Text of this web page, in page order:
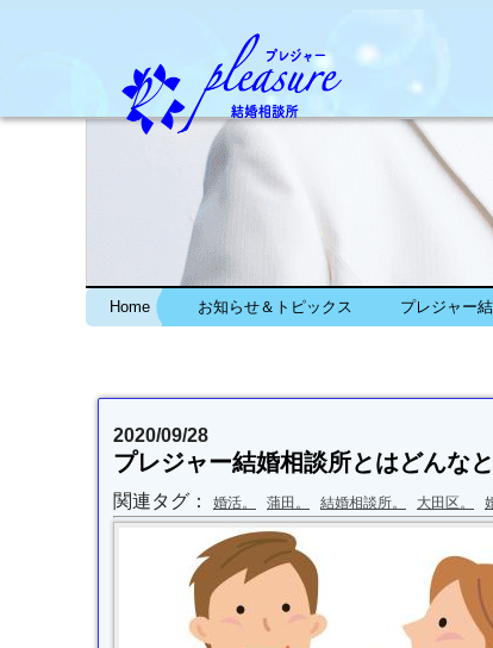
Home お知らせ＆トピックス プレジャー
2020/09/28
プレジャー結婚相談所とはどんな
関連タグ： 婚活。 蒲田。 結婚相談所。 大田区。